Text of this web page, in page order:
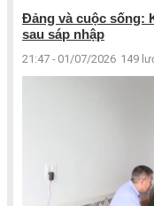
Đảng và cuộc sống:
sau sáp nhập
21:47 - 01/07/2026 149